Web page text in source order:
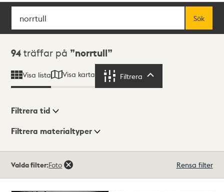
Sök
Sök
Sökresultat
94 träffar på norrtull
Visa lista Visa karta Filtrera
Visningsläge
Filtrera tid
Filtrera materialtyper
träffar
Valda filter:Foto Rensa filter